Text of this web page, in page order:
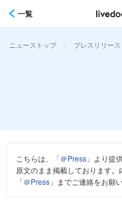
一覧
ニューストップ > プレスリリース
こちらは、「＠Press 」より提
原文のまま掲載しております。
「＠Press 」までご連絡をお願